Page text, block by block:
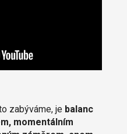
zabýváme, je balanc
momentálním